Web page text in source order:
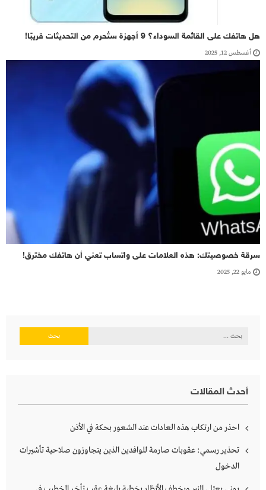
هل هاتفك على القائمة السوداء؟ 9 أجهزة ستُحرم من التحديثات قريبًا!
أغسطس 12, 2025
سرقة خصوصيتك: هذه العلامات على واتساب تعني أن هاتفك مخترق!
مايو 22, 2025
البحث
أحدث المقالات
احذر من ارتكاب هذه العادات عند الشعور بحكة في الأذن
تحذير رسمي: عقوبات صارمة للوافدين الذين يتجاوزون صلاحية تأشيرات
الدخول